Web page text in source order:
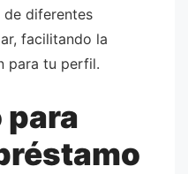
diferentes
facilitando la
para tu perfil.
para